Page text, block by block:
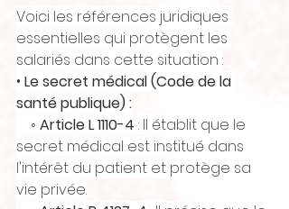
Voici les références juridiques
essentielles qui protègent les
salariés dans cette situation :
• Le secret médical (Code de la
santé publique) :
◦ Article L 1110-4 : Il établit que le
secret médical est institué dans
l'intérêt du patient et protège sa
vie privée.